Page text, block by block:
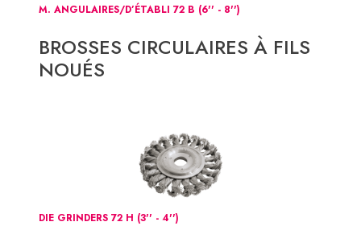
M. ANGULAIRES/D’ÉTABLI 72 B (6'' - 8'')
BROSSES CIRCULAIRES À FILS
NOUÉS
DIE GRINDERS 72 H (3'' - 4'')